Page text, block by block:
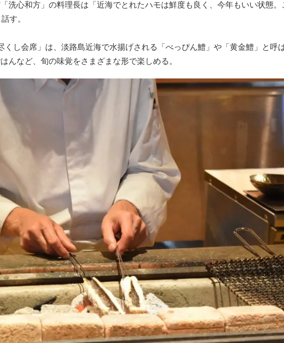
洗心和方」の料理長は「近海でとれたハモは鮮度も良く、今年もいい状態。
す。
し会席」は、淡路島近海で水揚げされる「べっぴん鱧」や「黄金鱧」と呼
んなど、旬の味覚をさまざまな形で楽しめる。